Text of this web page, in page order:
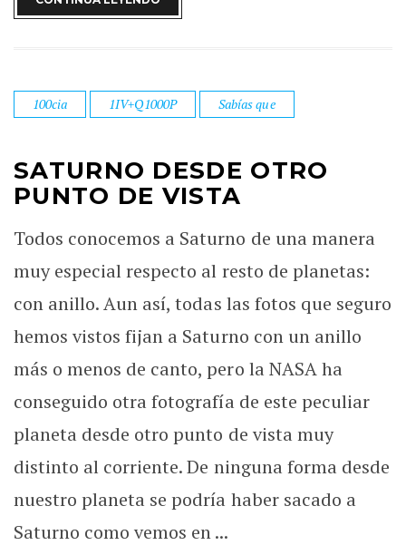
100cia 1IV+Q1000P Sabías que
SATURNO DESDE OTRO
PUNTO DE VISTA
Todos conocemos a Saturno de una manera
muy especial respecto al resto de planetas:
con anillo. Aun así, todas las fotos que seguro
hemos vistos fijan a Saturno con un anillo
más o menos de canto, pero la NASA ha
conseguido otra fotografía de este peculiar
planeta desde otro punto de vista muy
distinto al corriente. De ninguna forma desde
nuestro planeta se podría haber sacado a
Saturno como vemos en ...